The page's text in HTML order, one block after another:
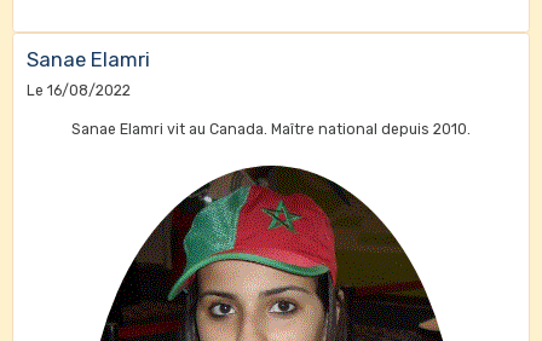
Sanae Elamri
Le 16/08/2022
Sanae Elamri vit au Canada. Maître national depuis 2010.